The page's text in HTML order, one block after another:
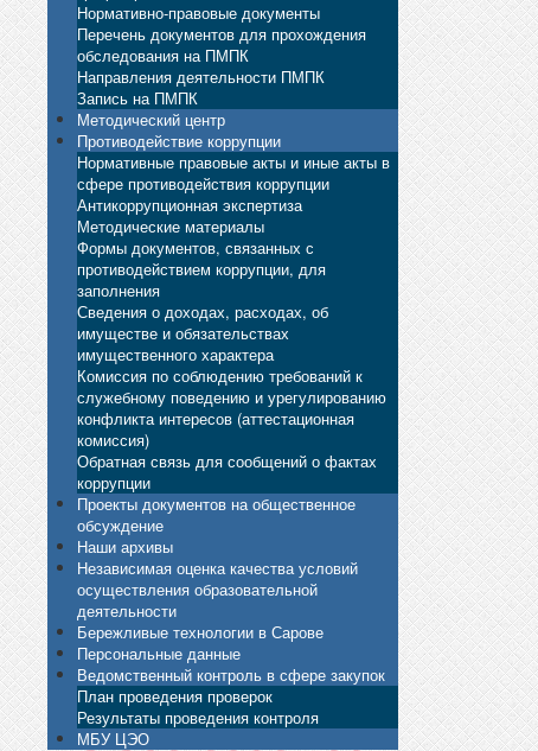
Нормативно-правовые документы
Перечень документов для прохождения
обследования на ПМПК
Направления деятельности ПМПК
Запись на ПМПК
Методический центр
Противодействие коррупции
Нормативные правовые акты и иные акты в
сфере противодействия коррупции
Антикоррупционная экспертиза
Методические материалы
Формы документов, связанных с
противодействием коррупции, для
заполнения
Сведения о доходах, расходах, об
имуществе и обязательствах
имущественного характера
Комиссия по соблюдению требований к
служебному поведению и урегулированию
конфликта интересов (аттестационная
комиссия)
Обратная связь для сообщений о фактах
коррупции
Проекты документов на общественное
обсуждение
Наши архивы
Независимая оценка качества условий
осуществления образовательной
деятельности
Бережливые технологии в Сарове
Персональные данные
Ведомственный контроль в сфере закупок
План проведения проверок
Результаты проведения контроля
МБУ ЦЭО